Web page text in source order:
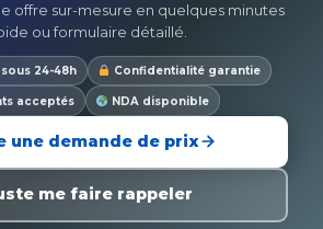
offre sur-mesure en quelques minutes
ou formulaire détaillé.
24-48h Confidentialité garantie
acceptés NDA disponible
une demande de prix
me faire rappeler